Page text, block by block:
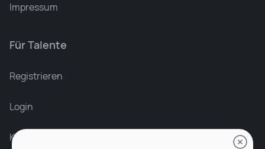
Impressum
Für Talente
Registrieren
Login
Karriere bei Rocken